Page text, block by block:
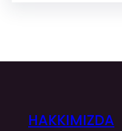
HAKKIMIZDA